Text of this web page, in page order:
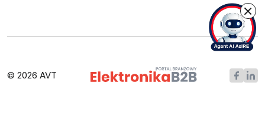
© 2026 AVT